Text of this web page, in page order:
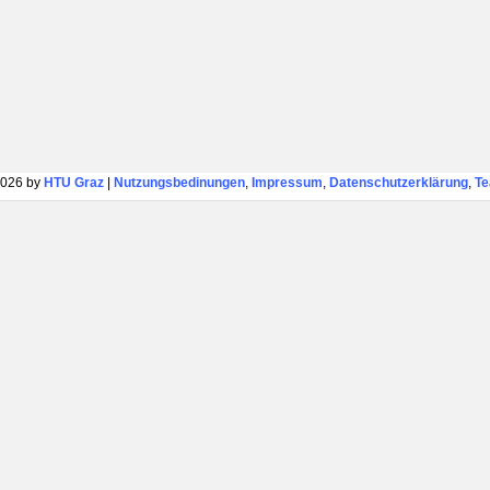
by HTU Graz| Nutzungsbedinungen, Impressum, Datenschutzerklärung,